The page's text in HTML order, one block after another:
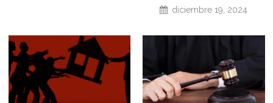
diciembre 19, 2024